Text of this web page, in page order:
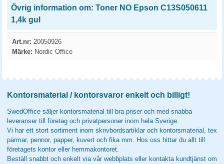
Övrig information om: Toner NO Epson C13S050611
1,4k gul
Art.nr: 20050926
Märke: Nordic Office
Kontorsmaterial / kontorsvaror enkelt och billigt!
SwedOffice säljer kontorsmaterial till bra priser och med snabba
leveranser till företag och privatpersoner inom hela Sverige.
Vi har ett stort sortiment inom skrivbordsartiklar och kontorsmaterial, tex
pärmar, pennor, papper, kuvert och fika mm. Hos oss hittar du allt till
företagets kontor eller hemmakontoret.
Beställ snabbt och enkelt via vår webbplats eller kontakta kundtjänst om